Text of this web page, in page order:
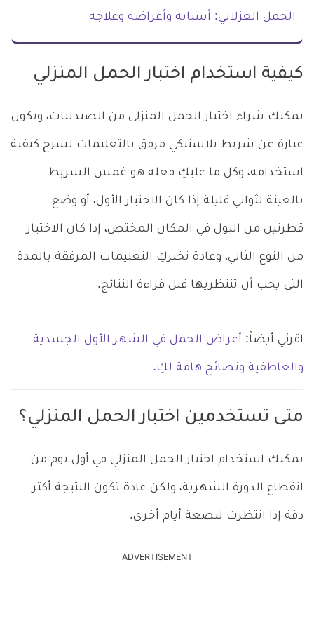
الحمل الغزلاني: أسبابه وأعراضه وعلاجه
كيفية استخدام اختبار الحمل المنزلي
يمكنكِ شراء اختبار الحمل المنزلي من الصيدليات، ويكون
عبارة عن شريط بلاستيكي مرفق بالتعليمات لشرح كيفية
استخدامه، وكل ما عليكِ فعله هو غمس الشريط
بالعينة لثواني قليلة إذا كان الاختبار الأول، أو وضع
قطرتين من البول في المكان المختص، إذا كان الاختبار
من النوع الثاني، وعادة تخبركِ التعليمات المرفقة بالمدة
التى يجب أن تنتظريها قبل قراءة النتائج.
اقرئي أيضاً: أعراض الحمل في الشهر الأول الجسدية
والعاطفية ونصائح هامة لكِ.
متى تستخدمين اختبار الحمل المنزلي؟
يمكنكِ استخدام اختبار الحمل المنزلي في أول يوم من
انقطاع الدورة الشهرية، ولكن عادة تكون النتيجة أكثر
دقة إذا انتظرتِ لبضعة أيام أخرى.
ADVERTISEMENT